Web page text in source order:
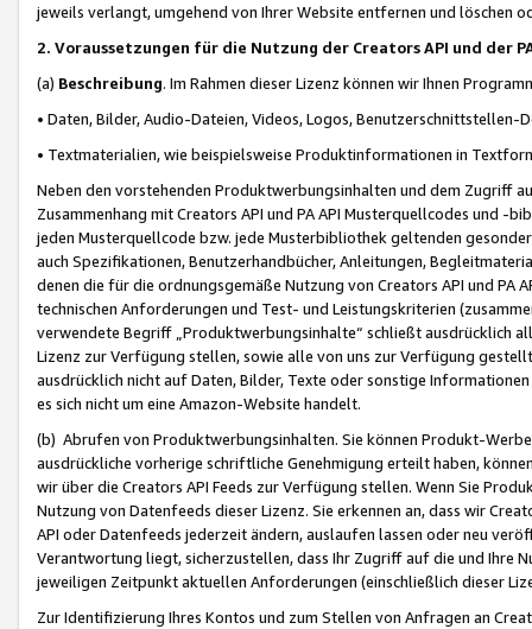
jeweils verlangt, umgehend von Ihrer Website entfernen und löschen
2. Voraussetzungen für die Nutzung der Creators API und der
(a) Beschreibung. Im Rahmen dieser Lizenz können wir Ihnen
• Daten, Bilder, Audio-Dateien, Videos, Logos, Benutzerschnittstellen-
• Textmaterialien, wie beispielsweise Produktinformationen in
Neben den vorstehenden Produktwerbungsinhalten und dem Zugriff
Zusammenhang mit Creators API und PA API Musterquellcodes und
jeden Musterquellcode bzw. jede Musterbibliothek geltenden
auch Spezifikationen, Benutzerhandbücher, Anleitungen,
denen die für die ordnungsgemäße Nutzung von Creators API und PA
technischen Anforderungen und Test- und Leistungskriterien
verwendete Begriff „Produktwerbungsinhalte“ schließt ausdrücklich
Lizenz zur Verfügung stellen, sowie alle von uns zur Verfügung
ausdrücklich nicht auf Daten, Bilder, Texte oder sonstige
es sich nicht um eine Amazon-Website handelt.
(b) Abrufen von Produktwerbungsinhalten. Sie können Produkt-
ausdrückliche vorherige schriftliche Genehmigung erteilt haben,
wir über die Creators API Feeds zur Verfügung stellen. Wenn Sie
Nutzung von Datenfeeds dieser Lizenz. Sie erkennen an, dass wir
API oder Datenfeeds jederzeit ändern, auslaufen lassen oder neu
Verantwortung liegt, sicherzustellen, dass Ihr Zugriff auf die und Ihre
jeweiligen Zeitpunkt aktuellen Anforderungen (einschließlich dieser
Zur Identifizierung Ihres Kontos und zum Stellen von Anfragen an